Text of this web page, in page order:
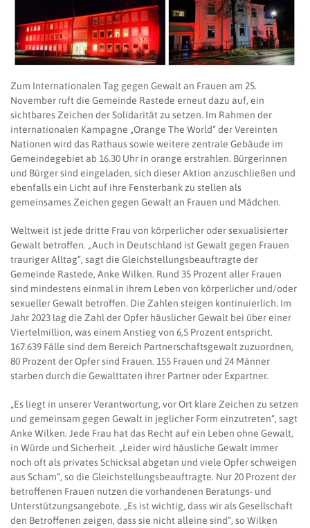
Zum Internationalen Tag gegen Gewalt an Frauen am 25.
November ruft die Gemeinde Rastede erneut dazu auf, ein
sichtbares Zeichen der Solidarität zu setzen. Im Rahmen der
internationalen Kampagne „Orange The World“ der Vereinten
Nationen wird das Rathaus sowie weitere zentrale Gebäude im
Gemeindegebiet ab 16.30 Uhr in orange erstrahlen. Bürgerinnen
und Bürger sind eingeladen, sich dieser Aktion anzuschließen und
ebenfalls ein Licht auf ihre Fensterbank zu stellen als
gemeinsames Zeichen gegen Gewalt an Frauen und Mädchen.
Weltweit ist jede dritte Frau von körperlicher oder sexualisierter
Gewalt betroffen. „Auch in Deutschland ist Gewalt gegen Frauen
trauriger Alltag“, sagt die Gleichstellungsbeauftragte der
Gemeinde Rastede, Anke Wilken. Rund 35 Prozent aller Frauen
sind mindestens einmal in ihrem Leben von körperlicher und/oder
sexueller Gewalt betroffen. Die Zahlen steigen kontinuierlich. Im
Jahr 2023 lag die Zahl der Opfer häuslicher Gewalt bei über einer
Viertelmillion, was einem Anstieg von 6,5 Prozent entspricht.
167.639 Fälle sind dem Bereich Partnerschaftsgewalt zuzuordnen,
80 Prozent der Opfer sind Frauen. 155 Frauen und 24 Männer
starben durch die Gewalttaten ihrer Partner oder Expartner.
„Es liegt in unserer Verantwortung, vor Ort klare Zeichen zu setzen
und gemeinsam gegen Gewalt in jeglicher Form einzutreten“, sagt
Anke Wilken. Jede Frau hat das Recht auf ein Leben ohne Gewalt,
in Würde und Sicherheit. „Leider wird häusliche Gewalt immer
noch oft als privates Schicksal abgetan und viele Opfer schweigen
aus Scham“, so die Gleichstellungsbeauftragte. Nur 20 Prozent der
betroffenen Frauen nutzen die vorhandenen Beratungs- und
Unterstützungsangebote. „Es ist wichtig, dass wir als Gesellschaft
den Betroffenen zeigen, dass sie nicht alleine sind“, so Wilken